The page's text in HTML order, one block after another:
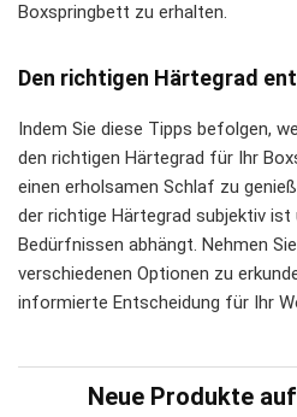
Boxspringbett zu erhalten.
Den richtigen Härtegrad
Indem Sie diese Tipps befolgen,
den richtigen Härtegrad für Ihr
einen erholsamen Schlaf zu
der richtige Härtegrad subjektiv ist
Bedürfnissen abhängt. Nehmen
verschiedenen Optionen zu
informierte Entscheidung für Ihr
Neue Produkte